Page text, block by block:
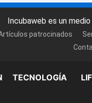
Incubaweb es un
patrocinados
TECNOLOGÍA